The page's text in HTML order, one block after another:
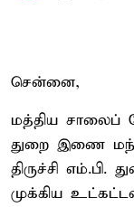
சென்னை,
மத்திய சாலைப்
துறை இணை
திருச்சி எம்.பி.
முக்கிய